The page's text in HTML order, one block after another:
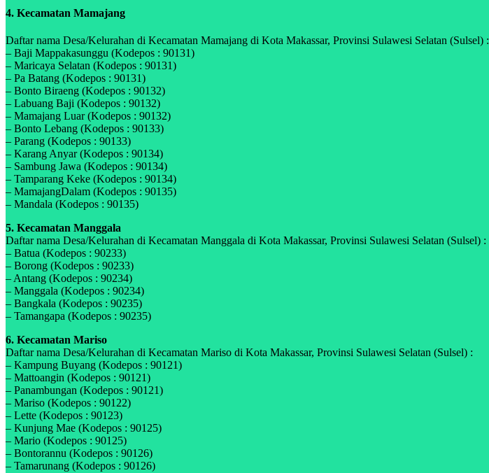
4. Kecamatan Mamajang
Daftar nama Desa/Kelurahan di Kecamatan Mamajang di Kota Makassar, Provinsi Sulawesi Selatan (Sulsel) :
– Baji Mappakasunggu (Kodepos : 90131)
– Maricaya Selatan (Kodepos : 90131)
– Pa Batang (Kodepos : 90131)
– Bonto Biraeng (Kodepos : 90132)
– Labuang Baji (Kodepos : 90132)
– Mamajang Luar (Kodepos : 90132)
– Bonto Lebang (Kodepos : 90133)
– Parang (Kodepos : 90133)
– Karang Anyar (Kodepos : 90134)
– Sambung Jawa (Kodepos : 90134)
– Tamparang Keke (Kodepos : 90134)
– MamajangDalam (Kodepos : 90135)
– Mandala (Kodepos : 90135)
5. Kecamatan Manggala
Daftar nama Desa/Kelurahan di Kecamatan Manggala di Kota Makassar, Provinsi Sulawesi Selatan (Sulsel) :
– Batua (Kodepos : 90233)
– Borong (Kodepos : 90233)
– Antang (Kodepos : 90234)
– Manggala (Kodepos : 90234)
– Bangkala (Kodepos : 90235)
– Tamangapa (Kodepos : 90235)
6. Kecamatan Mariso
Daftar nama Desa/Kelurahan di Kecamatan Mariso di Kota Makassar, Provinsi Sulawesi Selatan (Sulsel) :
– Kampung Buyang (Kodepos : 90121)
– Mattoangin (Kodepos : 90121)
– Panambungan (Kodepos : 90121)
– Mariso (Kodepos : 90122)
– Lette (Kodepos : 90123)
– Kunjung Mae (Kodepos : 90125)
– Mario (Kodepos : 90125)
– Bontorannu (Kodepos : 90126)
– Tamarunang (Kodepos : 90126)